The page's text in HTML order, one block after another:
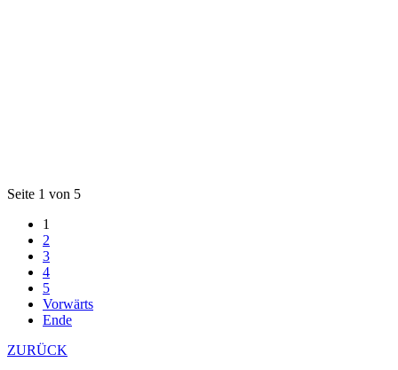
Seite 1 von 5
1
2
3
4
5
Vorwärts
Ende
ZURÜCK